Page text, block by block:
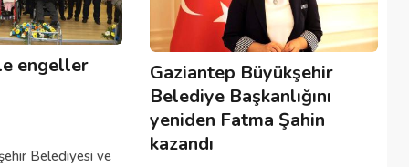
engeller
Belediyesi ve
Gaziantep Büyükşehir
Belediye Başkanlığını
yeniden Fatma Şahin
kazandı